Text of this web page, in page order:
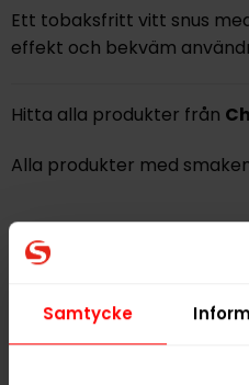
Samtycke
Ett tobaksfritt vitt snus
effekt och bekväm
Hitta alla produkter från
Alla produkter med
PRODUKTINFORMATION
Typ
Smak
Format